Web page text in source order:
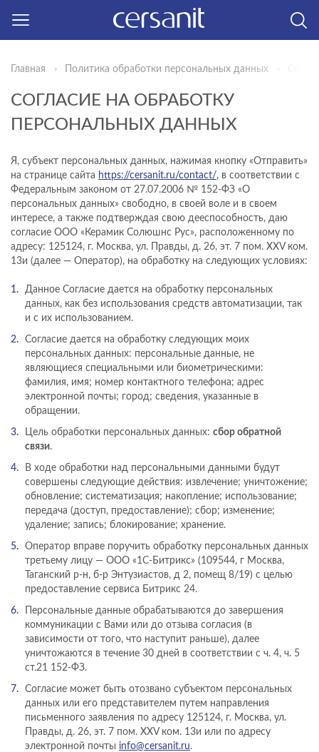
Главная Политика обработки персональных данных
СОГЛАСИЕ НА ОБРАБОТКУ
ПЕРСОНАЛЬНЫХ ДАННЫХ
Я, субъект персональных данных, нажимая кнопку «Отправить»
на странице сайта https://cersanit.ru/contact/, в соответствии с
Федеральным законом от 27.07.2006 № 152-ФЗ «О
персональных данных» свободно, в своей воле и в своем
интересе, а также подтверждая свою дееспособность, даю
согласие ООО «Керамик Солюшнс Рус», расположенному по
адресу: 125124, г. Москва, ул. Правды, д. 26, эт. 7 пом. XXV ком.
13и (далее — Оператор), на обработку на следующих условиях:
Данное Согласие дается на обработку персональных
данных, как без использования средств автоматизации, так
и с их использованием.
Согласие дается на обработку следующих моих
персональных данных: персональные данные, не
являющиеся специальными или биометрическими:
фамилия, имя; номер контактного телефона; адрес
электронной почты; город; сведения, указанные в
обращении.
Цель обработки персональных данных: сбор обратной
связи.
В ходе обработки над персональными данными будут
совершены следующие действия: извлечение; уничтожение;
обновление; систематизация; накопление; использование;
передача (доступ, предоставление); сбор; изменение;
удаление; запись; блокирование; хранение.
Оператор вправе поручить обработку персональных данных
третьему лицу — ООО «1С-Битрикс» (109544, г Москва,
Таганский р-н, б-р Энтузиастов, д 2, помещ 8/19) с целью
предоставление сервиса Битрикс 24.
Персональные данные обрабатываются до завершения
коммуникации с Вами или до отзыва согласия (в
зависимости от того, что наступит раньше), далее
уничтожаются в течение 30 дней в соответствии с ч. 4, ч. 5
ст.21 152-ФЗ.
Согласие может быть отозвано субъектом персональных
данных или его представителем путем направления
письменного заявления по адресу 125124, г. Москва, ул.
Правды, д. 26, эт. 7 пом. XXV ком. 13и или по адресу
электронной почты info@cersanit.ru.